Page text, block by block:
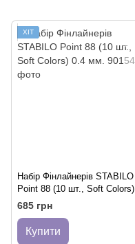
ХІТ
Набір Фінлайнерів STABILO
Point 88 (10 шт., Soft Colors)
0.4 мм.
685 грн
Купити